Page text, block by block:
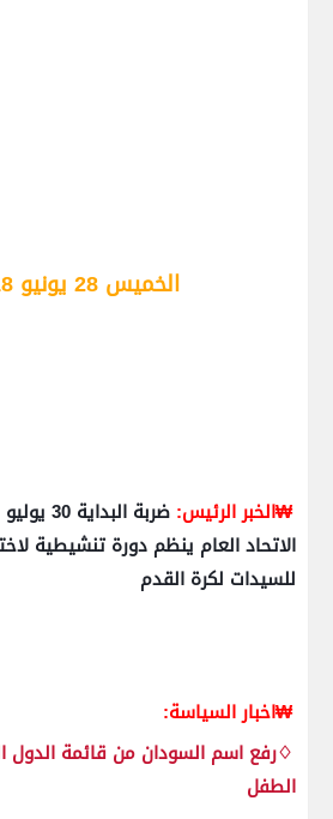
الخميس 28 يونيو 2018م
₩الخبر الرئيس:
ضربة
الاتحاد العام ينظم دورة تنشيطية
للسيدات لكرة القدم
₩اخبار السياسة:
♢رفع اسم السودان من قائمة
الطفل